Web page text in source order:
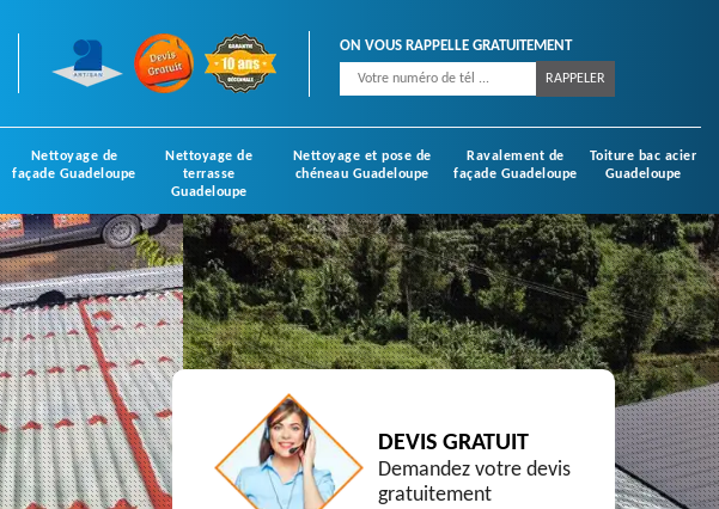
ON VOUS RAPPELLE GRATUITEMENT
Nettoyage de
façade Guadeloupe
Nettoyage de
terrasse
Guadeloupe
Nettoyage et pose de
chéneau Guadeloupe
Ravalement de
façade Guadeloupe
Toiture bac acier
Guadeloupe
DEVIS GRATUIT
Demandez votre devis
gratuitement